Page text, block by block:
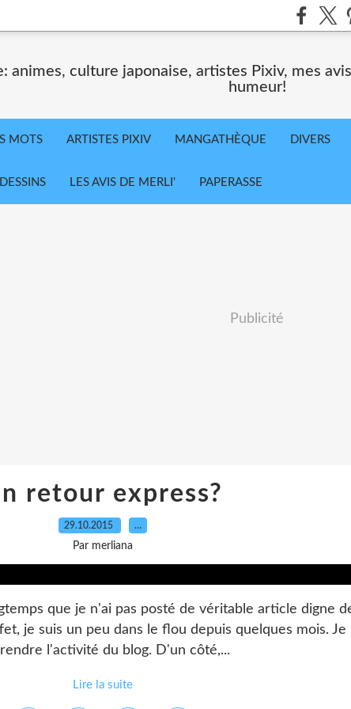
animes, culture japonaise, artistes Pixiv, mes
humeur!
MOTS ARTISTES PIXIV MANGATHÈQUE DIVERS
LES AVIS DE MERLI' PAPERASSE
Publicité
retour express?
29.10.2015 …
Par merliana
que je n'ai pas posté de véritable article digne
je suis un peu dans le flou depuis quelques mois. Je
l'activité du blog. D'un côté,...
Lire la suite